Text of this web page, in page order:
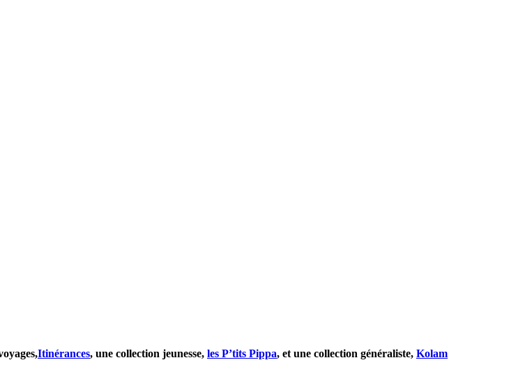
Itinérances, une collection jeunesse, les P’tits Pippa, et une collection généraliste, Kolam